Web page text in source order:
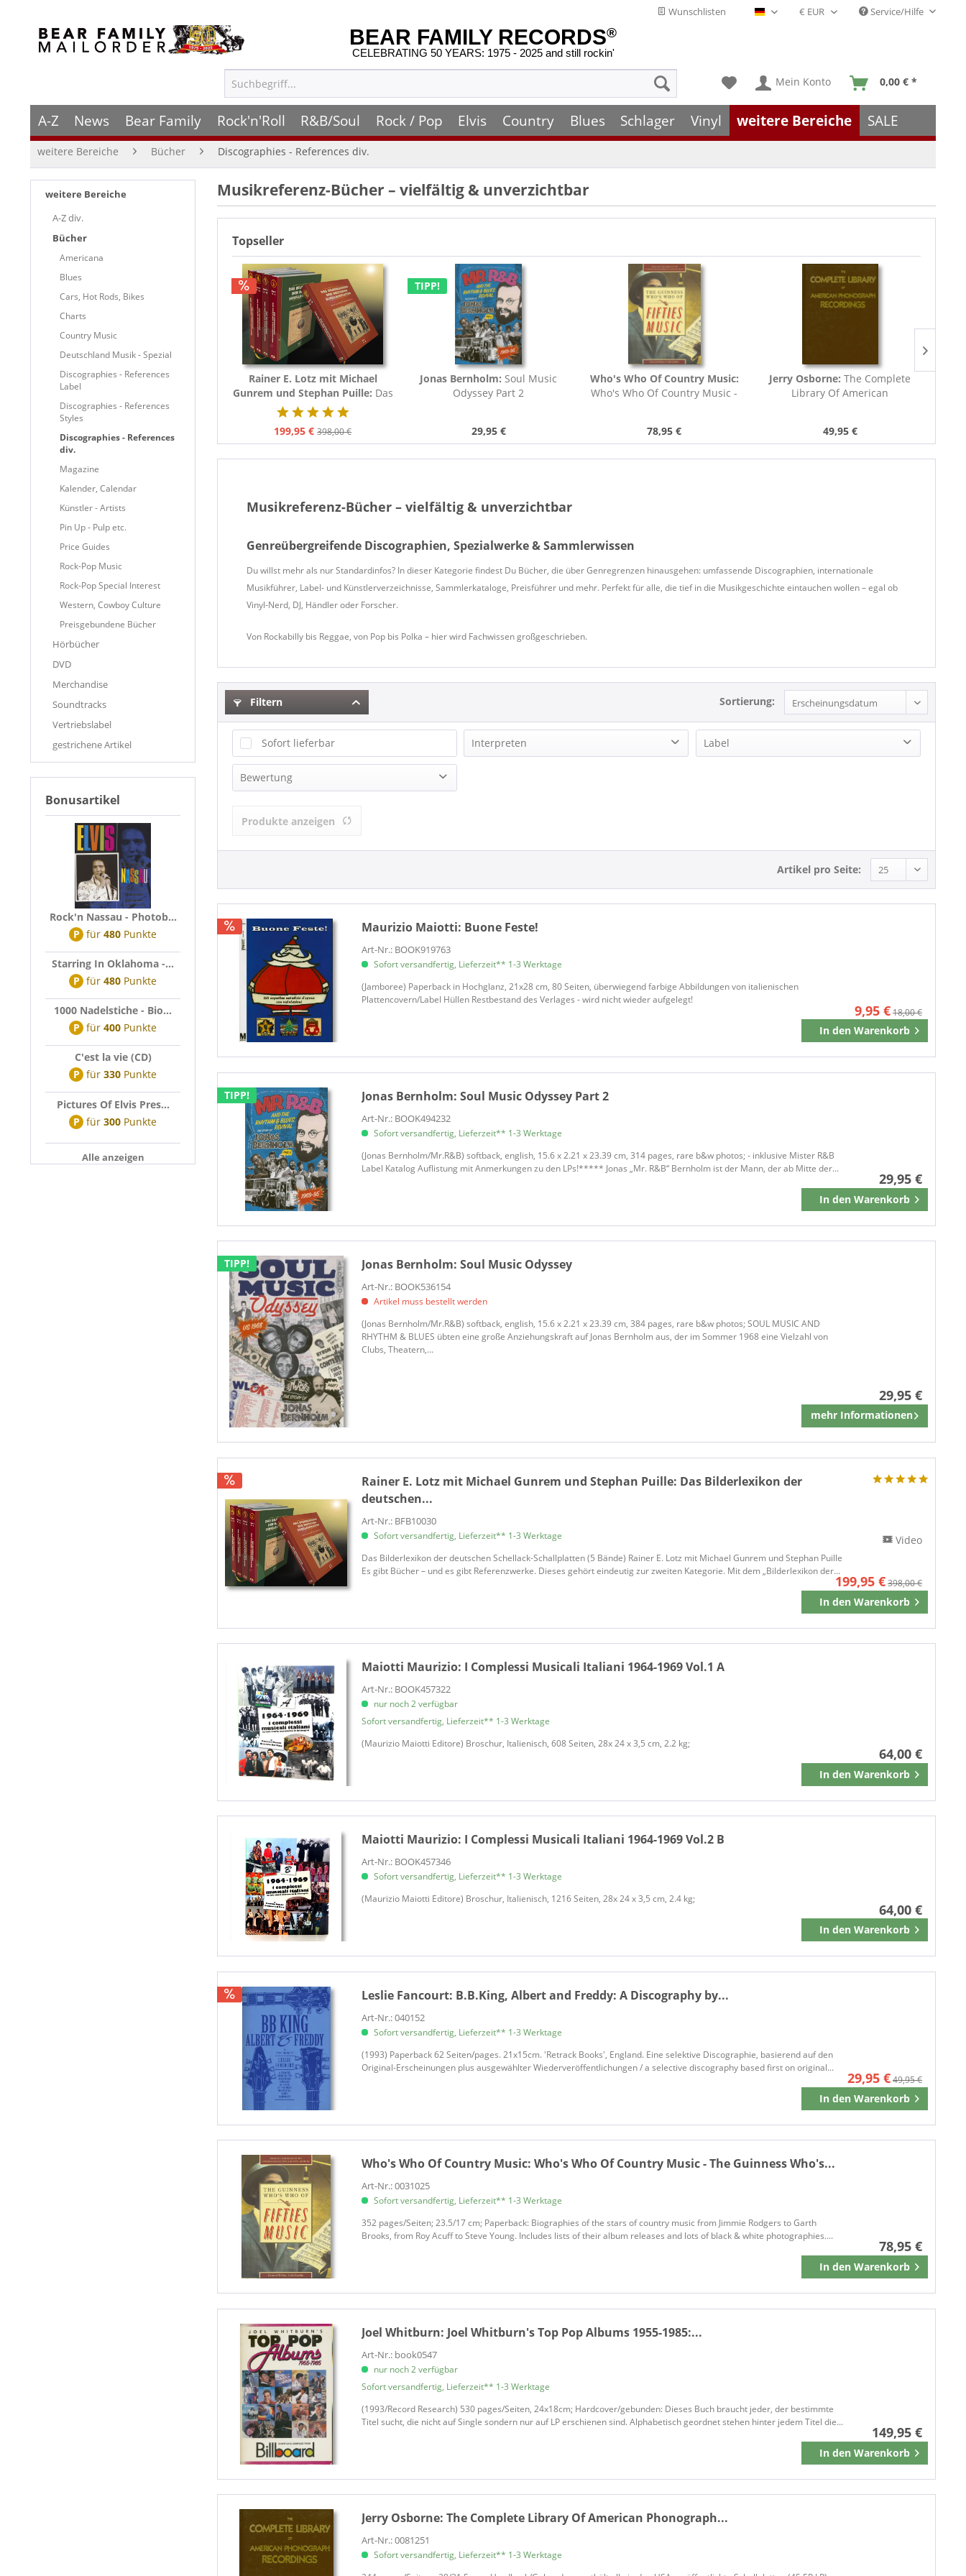
Wunschlisten Deutsch - DE Service/Hilfe
BEAR FAMILY RECORDS®
CELEBRATING 50 YEARS: 1975 - 2025 and still rockin'
Mein Konto 0,00 € *
A-Z News Bear Family Rock'n'Roll R&B/Soul Rock / Pop Elvis Country Blues Schlager Vinyl weitere Bereiche SALE
weitere Bereiche Bücher Discographies - References div.
weitere Bereiche
A-Z div.
Bücher
Americana
Blues
Cars, Hot Rods, Bikes
Charts
Country Music
Deutschland Musik - Spezial
Discographies - References
Label
Discographies - References
Styles
Discographies - References
div.
Magazine
Kalender, Calendar
Künstler - Artists
Pin Up - Pulp etc.
Price Guides
Rock-Pop Music
Rock-Pop Special Interest
Western, Cowboy Culture
Preisgebundene Bücher
Hörbücher
DVD
Merchandise
Soundtracks
Vertriebslabel
gestrichene Artikel
Bonusartikel
Rock'n Nassau - Photob...
P für 480 Punkte
Starring In Oklahoma -...
P für 480 Punkte
1000 Nadelstiche - Bio...
P für 400 Punkte
C'est la vie (CD)
P für 330 Punkte
Pictures Of Elvis Pres...
P für 300 Punkte
Alle anzeigen
Musikreferenz-Bücher – vielfältig & unverzichtbar
Topseller
Rainer E. Lotz mit Michael
Gunrem und Stephan Puille: Das
Bilderlexikon der deutschen...
199,95 € 398,00 €
TIPP!
Jonas Bernholm: Soul Music
Odyssey Part 2
29,95 €
Who's Who Of Country Music:
Who's Who Of Country Music -
78,95 €
Jerry Osborne:The Complete
Library Of American
49,95 €
Musikreferenz-Bücher – vielfältig & unverzichtbar
Genreübergreifende Discographien, Spezialwerke & Sammlerwissen
Du willst mehr als nur Standardinfos? In dieser Kategorie findest Du Bücher, die über Genregrenzen hinausgehen: umfassende Discographien, internationale
Musikführer, Label- und Künstlerverzeichnisse, Sammlerkataloge, Preisführer und mehr. Perfekt für alle, die tief in die Musikgeschichte eintauchen wollen – egal ob
Vinyl-Nerd, DJ, Händler oder Forscher.
Von Rockabilly bis Reggae, von Pop bis Polka – hier wird Fachwissen großgeschrieben.
Filtern Sortierung:
Sofort lieferbar Interpreten
Lotz, Rainer E.
Label
Bewertung
& mehr
& mehr
Produkte anzeigen
Artikel pro Seite:
Maurizio Maiotti: Buone Feste!
Art-Nr.: BOOK919763
Sofort versandfertig, Lieferzeit** 1-3 Werktage
(Jamboree) Paperback in Hochglanz, 21x28 cm, 80 Seiten, überwiegend farbige Abbildungen von italienischen
Plattencovern/Label Hüllen Restbestand des Verlages - wird nicht wieder aufgelegt!
9,95 €18,00 €
In den Warenkorb
Merken
TIPP! Jonas Bernholm:Soul Music Odyssey Part 2
Art-Nr.: BOOK494232
Sofort versandfertig, Lieferzeit** 1-3 Werktage
​(Jonas Bernholm/Mr.R&B) softback, english, 15.6 x 2.21 x 23.39 cm, 314 pages, rare b&w photos; - inklusive Mister R&B
Label Katalog Auflistung mit Anmerkungen zu den LPs!***** Jonas „Mr. R&B“ Bernholm ist der Mann, der ab Mitte der...
29,95 €
In den Warenkorb
Merken
TIPP! Jonas Bernholm:Soul Music Odyssey
Art-Nr.: BOOK536154
Artikel muss bestellt werden
​(Jonas Bernholm/Mr.R&B) softback, english, 15.6 x 2.21 x 23.39 cm, 384 pages, rare b&w photos; SOUL MUSIC AND
RHYTHM & BLUES übten eine große Anziehungskraft auf Jonas Bernholm aus, der im Sommer 1968 eine Vielzahl von
Clubs, Theatern,...
29,95 €
mehr Informationen
Merken
Rainer E. Lotz mit Michael Gunrem und Stephan Puille: Das Bilderlexikon der
deutschen...
Art-Nr.: BFB10030
Sofort versandfertig, Lieferzeit** 1-3 Werktage
Das Bilderlexikon der deutschen Schellack-Schallplatten (5 Bände) Rainer E. Lotz mit Michael Gunrem und Stephan Puille
Es gibt Bücher – und es gibt Referenzwerke. Dieses gehört eindeutig zur zweiten Kategorie. Mit dem „Bilderlexikon der...
199,95 €398,00 €
In den Warenkorb
Merken
Video
Maiotti Maurizio: I Complessi Musicali Italiani 1964-1969 Vol.1 A
Art-Nr.: BOOK457322
nur noch 2 verfügbar
Sofort versandfertig, Lieferzeit** 1-3 Werktage
(Maurizio Maiotti Editore) Broschur, Italienisch, 608 Seiten, 28x 24 x 3,5 cm, 2.2 kg;
64,00 €
In den Warenkorb
Merken
Maiotti Maurizio: I Complessi Musicali Italiani 1964-1969 Vol.2 B
Art-Nr.: BOOK457346
Sofort versandfertig, Lieferzeit** 1-3 Werktage
(Maurizio Maiotti Editore) Broschur, Italienisch, 1216 Seiten, 28x 24 x 3,5 cm, 2.4 kg;
64,00 €
In den Warenkorb
Merken
Leslie Fancourt: B.B.King, Albert and Freddy: A Discography by...
Art-Nr.: 040152
Sofort versandfertig, Lieferzeit** 1-3 Werktage
(1993) Paperback 62 Seiten/pages. 21x15cm. 'Retrack Books', England. Eine selektive Discographie, basierend auf den
Original-Erscheinungen plus ausgewählter Wiederveröffentlichungen / a selective discography based first on original...
29,95 €49,95 €
In den Warenkorb
Merken
Who's Who Of Country Music:Who's Who Of Country Music - The Guinness Who's...
Art-Nr.: 0031025
Sofort versandfertig, Lieferzeit** 1-3 Werktage
352 pages/Seiten; 23.5/17 cm; Paperback: Biographies of the stars of country music from Jimmie Rodgers to Garth
Brooks, from Roy Acuff to Steve Young. Includes lists of their album releases and lots of black & white photographies....
78,95 €
In den Warenkorb
Merken
Joel Whitburn: Joel Whitburn's Top Pop Albums 1955-1985:...
Art-Nr.: book0547
nur noch 2 verfügbar
Sofort versandfertig, Lieferzeit** 1-3 Werktage
(1993/Record Research) 530 pages/Seiten, 24x18cm; Hardcover/gebunden: Dieses Buch braucht jeder, der bestimmte
Titel sucht, die nicht auf Single sondern nur auf LP erschienen sind. Alphabetisch geordnet stehen hinter jedem Titel die...
149,95 €
In den Warenkorb
Merken
Jerry Osborne:The Complete Library Of American Phonograph...
Art-Nr.: 0081251
Sofort versandfertig, Lieferzeit** 1-3 Werktage